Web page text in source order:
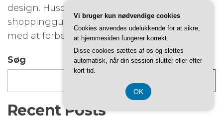
design. Husdesign, pooja-værelser og
shoppingguider. Alt sammen for at hjælpe
med at forbedre, hvordan dit hjem ville se ud.
Søg
Recent Posts
Vi bruger kun nødvendige cookies
Cookies anvendes udelukkende for at sikre,
at hjemmesiden fungerer korrekt.
Disse cookies sættes af os og slettes
automatisk, når din session slutter eller efter
kort tid.
OK